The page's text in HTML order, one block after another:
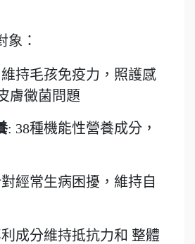
象：
持毛孩免疫力，照護感
膚黴菌問題
: 38種機能性營養成分，
經常生病困擾，維持自
成分維持抵抗力和 整體